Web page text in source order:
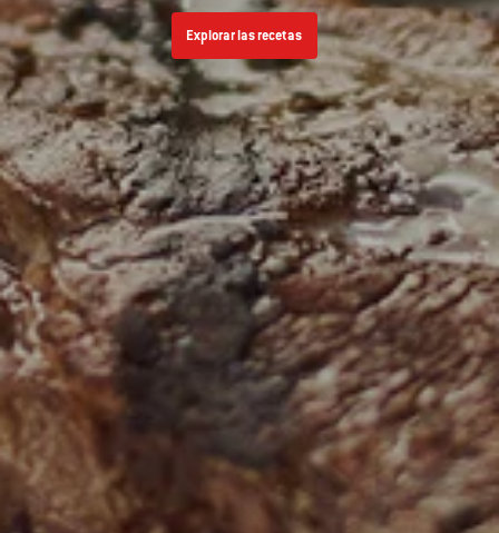
Explorar las recetas